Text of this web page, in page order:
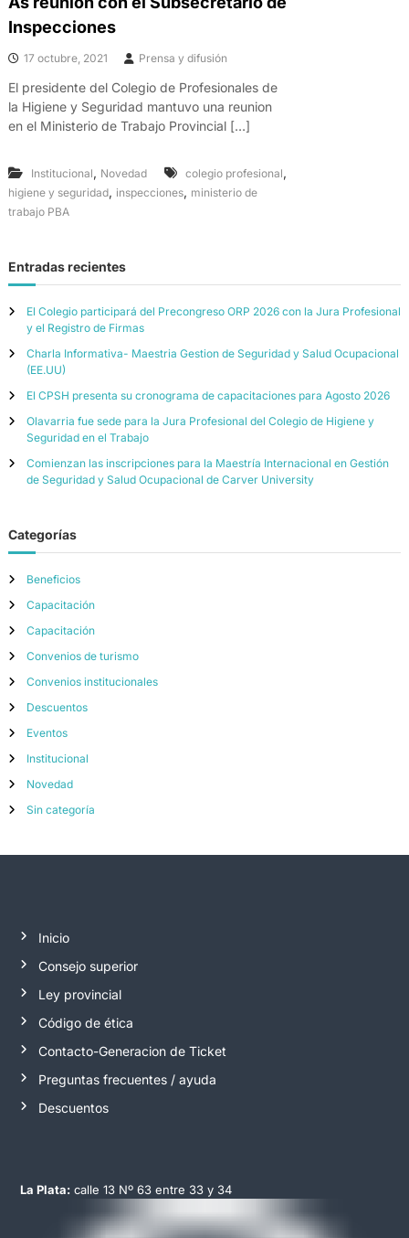
Inspecciones
17 octubre, 2021 Prensa y difusión
El presidente del Colegio de Profesionales de
la Higiene y Seguridad mantuvo una reunion
en el Ministerio de Trabajo Provincial […]
Institucional , Novedad colegio profesional ,
higiene y seguridad, inspecciones, ministerio de
trabajo PBA
Entradas recientes
El Colegio participará del Precongreso ORP 2026 con la Jura Profesional
y el Registro de Firmas
Charla Informativa- Maestria Gestion de Seguridad y Salud Ocupacional
(EE.UU)
El CPSH presenta su cronograma de capacitaciones para Agosto 2026
Olavarria fue sede para la Jura Profesional del Colegio de Higiene y
Seguridad en el Trabajo
Comienzan las inscripciones para la Maestría Internacional en Gestión
de Seguridad y Salud Ocupacional de Carver University
Categorías
Beneficios
Capacitación
Capacitación
Convenios de turismo
Convenios institucionales
Descuentos
Eventos
Institucional
Novedad
Sin categoría
Inicio
Consejo superior
Ley provincial
Código de ética
Contacto-Generacion de Ticket
Preguntas frecuentes / ayuda
Descuentos
La Plata:calle 13 Nº 63 entre 33 y 34